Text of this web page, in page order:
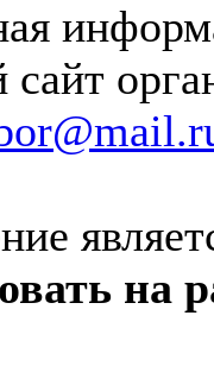
на